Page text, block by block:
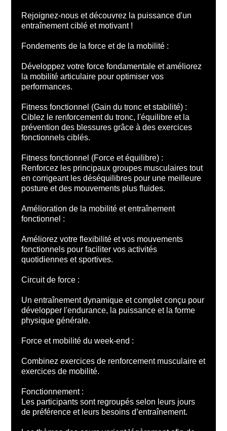
Rejoignez-nous et découvrez la puissance d'un
entraînement ciblé et motivant !
Fondements de la force et de la mobilité :
Développez votre force fondamentale et améliorez
la mobilité articulaire pour optimiser vos
performances.
Fitness fonctionnel (Gain du tronc et stabilité) :
Ciblez le renforcement du tronc, l'équilibre et la
prévention des blessures grâce à des exercices
fonctionnels ciblés.
Fitness fonctionnel (Force et équilibre) :
Renforcez les principaux groupes musculaires tout
en corrigeant les déséquilibres pour une meilleure
posture et des mouvements plus fluides.
Amélioration de la mobilité et entraînement
fonctionnel :
Améliorez votre flexibilité et vos mouvements
fonctionnels pour faciliter vos activités
quotidiennes et sportives.
Circuit de force :
Un entraînement dynamique et complet conçu pour
développer l'endurance, la puissance et la forme
physique générale.
Force et mobilité du week-end :
Combinez exercices de renforcement musculaire et
exercices de mobilité.
Fonctionnement :
Les participants sont regroupés selon leurs jours
de préférence et leurs besoins d’entraînement.